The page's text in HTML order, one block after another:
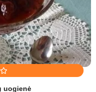
uogienė